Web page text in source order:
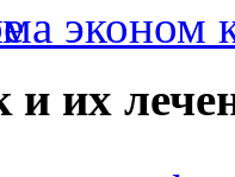
эконом
и их